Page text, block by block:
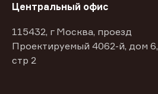
Центральный офис
115432, г Москва, проезд
Проектируемый 4062-й, дом 6,
стр 2